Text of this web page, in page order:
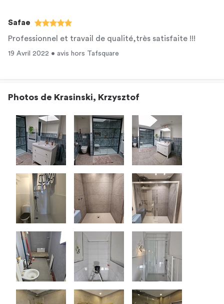
Safae
Professionnel et travail de qualité,très satisfaite !!!
19 Avril 2022 • avis hors Tafsquare
Photos de Krasinski, Krzysztof